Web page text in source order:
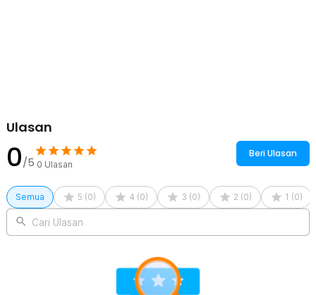
Ulasan
0/5 0 Ulasan
Beri Ulasan
Semua 5 (0) 4 (0) 3 (0) 2 (0) 1 (0)
Cari Ulasan